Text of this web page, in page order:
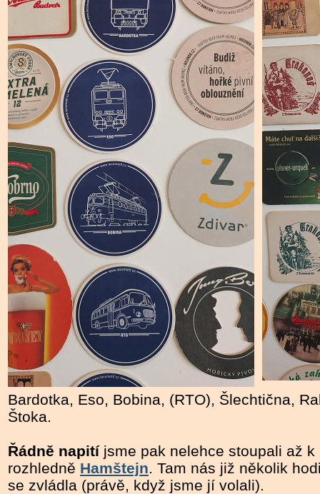
Bardotka, Eso, Bobina, (RTO), Šlechtična,
Štoka.
Řádně napitíjsme pak nelehce stoupali až k
rozhledně Hamštejn. Tam nás již několik
se zvládla (právě, když jsme jí volali).